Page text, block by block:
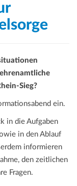
Sieg?
ein.
in die Aufgaben
in den Ablauf
informieren
den zeitlichen
Fragen.